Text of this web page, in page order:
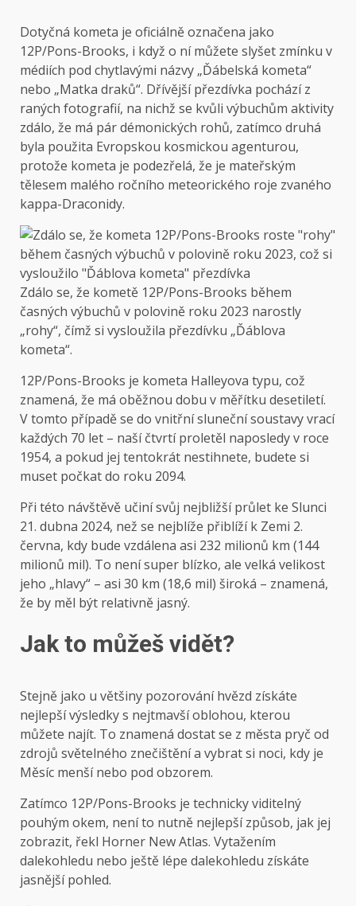
Dotyčná kometa je oficiálně označena jako
12P/Pons-Brooks, i když o ní můžete slyšet zmínku v
médiích pod chytlavými názvy „Ďábelská kometa“
nebo „Matka draků“. Dřívější přezdívka pochází z
raných fotografií, na nichž se kvůli výbuchům aktivity
zdálo, že má pár démonických rohů, zatímco druhá
byla použita Evropskou kosmickou agenturou,
protože kometa je podezřelá, že je mateřským
tělesem malého ročního meteorického roje zvaného
kappa-Draconidy.
Zdálo se, že kometě 12P/Pons-Brooks během
časných výbuchů v polovině roku 2023 narostly
„rohy“, čímž si vysloužila přezdívku „Ďáblova
kometa“.
12P/Pons-Brooks je kometa Halleyova typu, což
znamená, že má oběžnou dobu v měřítku desetiletí.
V tomto případě se do vnitřní sluneční soustavy vrací
každých 70 let – naší čtvrtí proletěl naposledy v roce
1954, a pokud jej tentokrát nestihnete, budete si
muset počkat do roku 2094.
Při této návštěvě učiní svůj nejbližší průlet ke Slunci
21. dubna 2024, než se nejblíže přiblíží k Zemi 2.
června, kdy bude vzdálena asi 232 milionů km (144
milionů mil). To není super blízko, ale velká velikost
jeho „hlavy“ – asi 30 km (18,6 mil) široká – znamená,
že by měl být relativně jasný.
Jak to můžeš vidět?
Stejně jako u většiny pozorování hvězd získáte
nejlepší výsledky s nejtmavší oblohou, kterou
můžete najít. To znamená dostat se z města pryč od
zdrojů světelného znečištění a vybrat si noci, kdy je
Měsíc menší nebo pod obzorem.
Zatímco 12P/Pons-Brooks je technicky viditelný
pouhým okem, není to nutně nejlepší způsob, jak jej
zobrazit, řekl Horner New Atlas. Vytažením
dalekohledu nebo ještě lépe dalekohledu získáte
jasnější pohled.